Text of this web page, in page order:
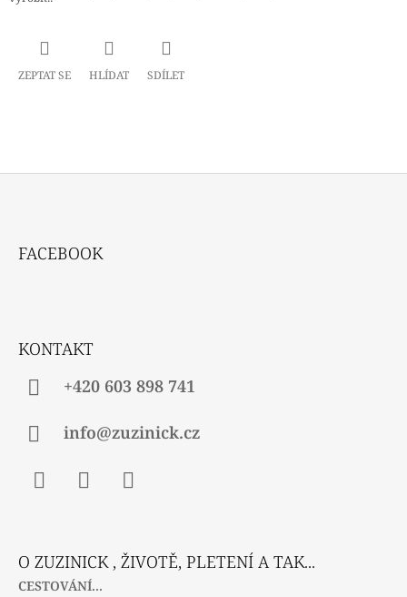
ZEPTAT SE HLÍDAT SDÍLET
FACEBOOK
KONTAKT
+420 603 898 741
info@zuzinick.cz
O ZUZINICK , ŽIVOTĚ, PLETENÍ A TAK...
CESTOVÁNÍ...